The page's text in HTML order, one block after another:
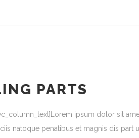
PARTS
ipsum dolor sit
natoque penatibus et magnis dis part